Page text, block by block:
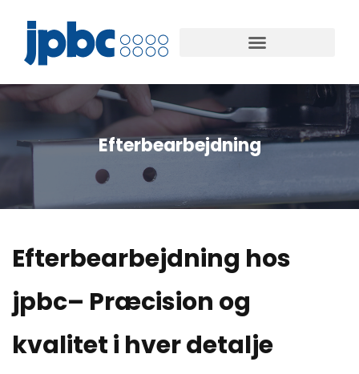
Efterbearbejdning
Efterbearbejdning hos
jpbc– Præcision og
kvalitet i hver detalje